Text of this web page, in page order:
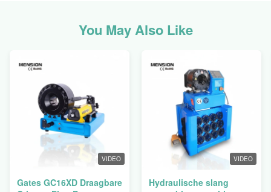
You May Also Like
VIDEO
Gates GC16XD Draagbare
VIDEO
Hydraulische slang